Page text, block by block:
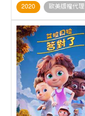
2020 歐美版權代理